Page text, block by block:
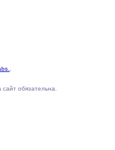
обязательна.